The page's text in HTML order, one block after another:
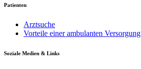
Patienten
Arztsuche
Vorteile einer ambulanten Versorgung
Soziale Medien & Links